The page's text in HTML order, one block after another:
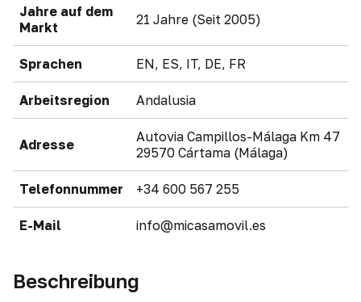
Jahre auf dem
Markt
21 Jahre (Seit 2005)
Sprachen EN, ES, IT, DE, FR
Arbeitsregion Andalusia
Adresse
Autovia Campillos-Málaga Km 47
29570 Cártama (Málaga)
Telefonnummer +34 600 567 255
E-Mail info@micasamovil.es
Beschreibung